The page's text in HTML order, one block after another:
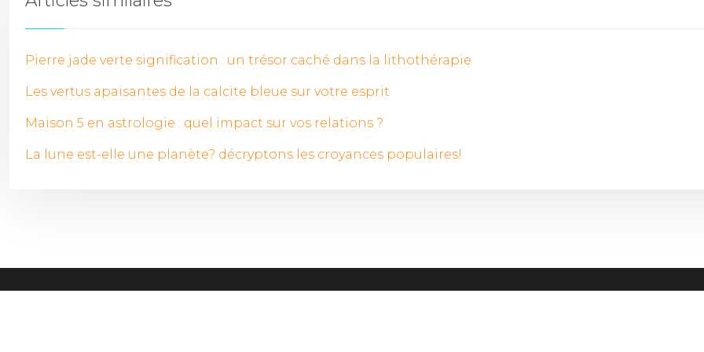
Pierre jade verte signification : un trésor caché dans la lithothérapie
Les vertus apaisantes de la calcite bleue sur votre esprit
Maison 5 en astrologie : quel impact sur vos relations ?
La lune est-elle une planète? décryptons les croyances populaires!